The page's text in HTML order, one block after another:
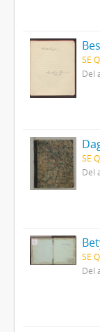
SE
Del
SE
Del
SE
Del